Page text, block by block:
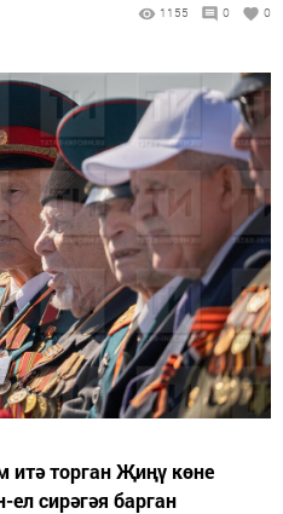
1155 0 0
торган Җиңү көне
сирәгәя барган